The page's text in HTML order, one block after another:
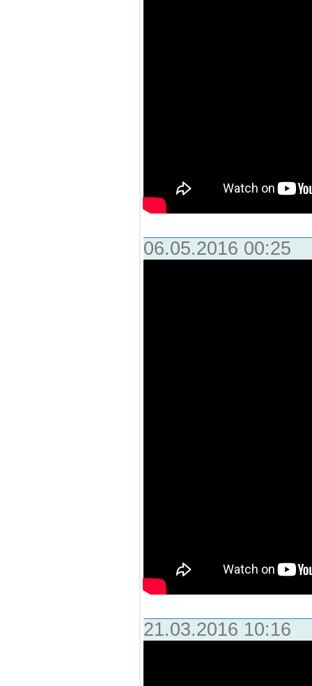
06.05.2016 00:25
21.03.2016 10:16